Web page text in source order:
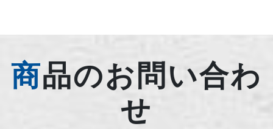
商品のお問い合わ
せ